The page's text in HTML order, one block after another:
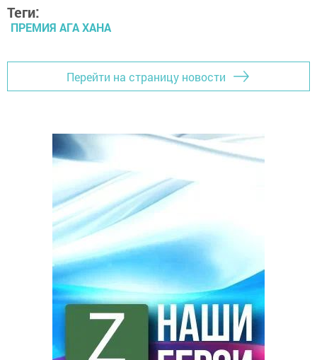
Теги:
ПРЕМИЯ АГА ХАНА
Перейти на страницу новости